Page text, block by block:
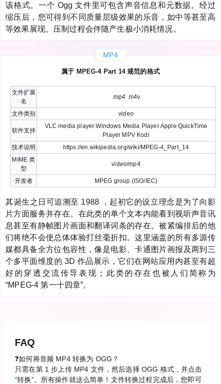
该格式。一个 Ogg 文件里可包含声音信息和元数据。经过
缩压后，您可得到不同质量层级效果的乐音，如中等甚至高
等效果展现。压制过程会伴随产生极小消耗情况。
MP4
属于 MPEG-4 Part 14 规范的格式
文件扩展
名
.mp4 .m4v
文件类别 video
软件支持
VLC media player Windows Media Player Apple QuickTime
Player MPV Kodi
技术说明
https://en.wikipedia.org/wiki/MPEG-4_Part_14
MIME 类
型
video/mp4
开发者 MPEG group (ISO/IEC)
其诞生之日可追溯至 1988 ，起初它的设立理念是为了向影
片方面服务并存在。在此类的单个文本内能看到视听声音讯
息甚至有静帧图片画面和翻译词条的存在。被紧编排后的他
们将绝不会使总体体验打丝毫折扣。这里涵盖的所有多源传
媒都具备全方位包容性，像是电影、卡通图片画报及两到三
个多平面维度的 3D 作品展示，它们在网站应用内甚至有超
好的穿透交流传导表现；此类的存在也被人们简称为
“MPEG-4 第一十四章”。
FAQ
❓如何将音频 MP4 转换为 OGG？
只需在第 1 步上传 MP4 文件，然后选择 OGG 格式，并点击
“转换”。所有操作就这么简单！文件转换过程完成后，您即可